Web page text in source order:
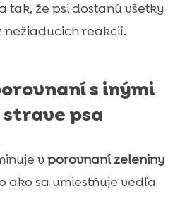
tak, že psi dostanú všetky
reakcií.
s inými
psa
v porovnaní zeleniny
ako sa umiestňuje vedľa